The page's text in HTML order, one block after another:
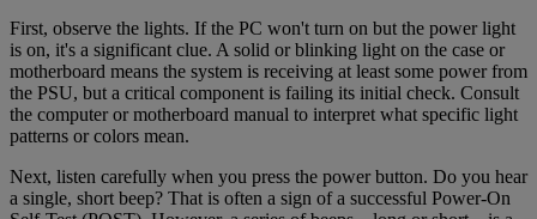
First, observe the lights. If the PC won't turn on but the power light
is on, it's a significant clue. A solid or blinking light on the case or
motherboard means the system is receiving at least some power from
the PSU, but a critical component is failing its initial check. Consult
the computer or motherboard manual to interpret what specific light
patterns or colors mean.
Next, listen carefully when you press the power button. Do you hear
a single, short beep? That is often a sign of a successful Power-On